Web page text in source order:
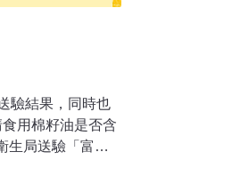
驗結果，同時也
用棉籽油是否含
生局送驗「富味